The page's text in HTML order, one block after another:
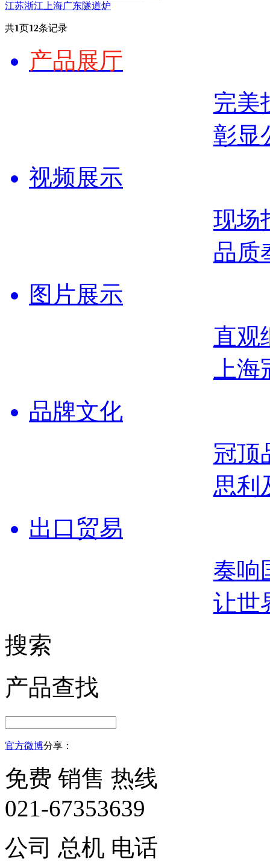
江苏浙江上海广东隧道炉
共1页12条记录
产品展厅
完美
彰显
视频展示
现场
品质
图片展示
直观
上
品牌文化
冠顶
思利
出口贸易
奏响
让世
搜索
产品查找
官方微博分享：
免费 销售 热线
021-67353639
公司 总机 电话